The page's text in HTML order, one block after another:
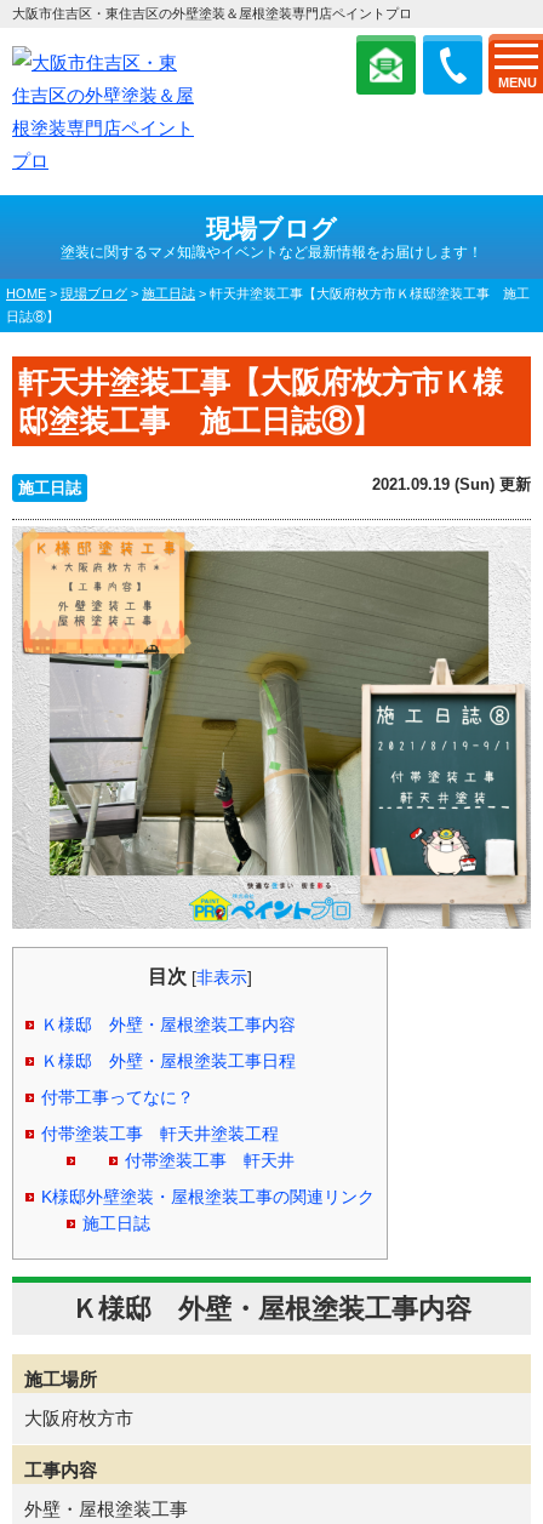
MENU
大阪市住吉区・東住吉区の外壁塗装＆屋根塗装専門店ペイントプロ
現場ブログ
塗装に関するマメ知識やイベントなど最新情報をお届けします！
HOME > 現場ブログ > 施工日誌 > 軒天井塗装工事【大阪府枚方市Ｋ様邸塗装工事 施工
日誌⑧】
軒天井塗装工事【大阪府枚方市Ｋ様
邸塗装工事 施工日誌⑧】
施工日誌 2021.09.19 (Sun) 更新
目次 [非表示]
Ｋ様邸 外壁・屋根塗装工事内容
Ｋ様邸 外壁・屋根塗装工事日程
付帯工事ってなに？
付帯塗装工事 軒天井塗装工程
付帯塗装工事 軒天井
K様邸外壁塗装・屋根塗装工事の関連リンク
施工日誌
Ｋ様邸 外壁・屋根塗装工事内容
施工場所
大阪府枚方市
工事内容
外壁・屋根塗装工事